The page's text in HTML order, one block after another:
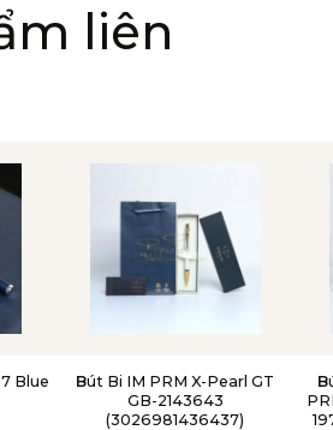
liên
Bút Bi IM PRM X-Pearl GT
GB-2143643
(3026981436437)
Bút Bi Cao Cấp Parker IM